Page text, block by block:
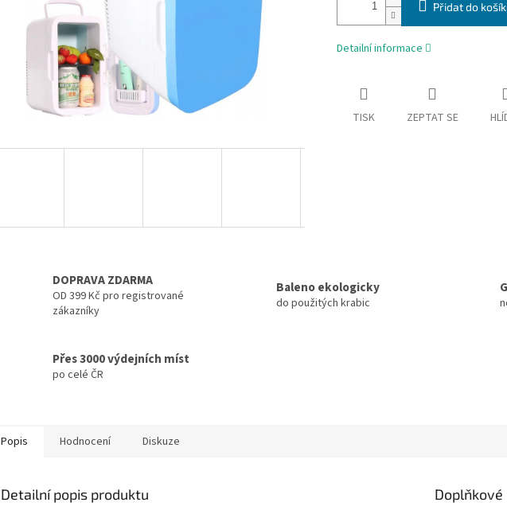
Přidat do
Detailní informace
TISK ZEPTAT SE
DOPRAVA ZDARMA
OD 399 Kč pro registrované
zákazníky
Baleno ekologicky
do použitých krabic
Přes 3000 výdejních míst
po celé ČR
Popis Hodnocení Diskuze
Detailní popis produktu